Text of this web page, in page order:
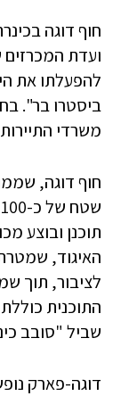
חוף דוגה
ועדת המכרזים
להפעלתו את
משרדי
חוף דוגה,
תוכנן ובוצע
האיגוד,
לציבור, תוך
שביל "סובב
דוגה-פארק